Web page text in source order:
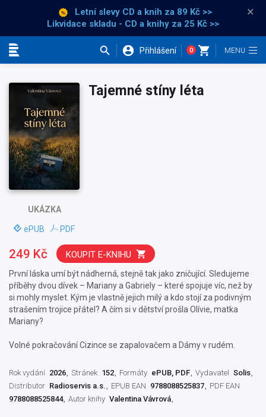
Letní slevy CD a knih za 89 Kč >>
Likvidace skladu - CD a knihy za 25 Kč >>
×
Přihlášení 0
UKÁZKA
ePUB PDF
Tajemné stíny léta
První láska umí být nádherná, stejně tak jako zničující. Sledujeme
příběhy dvou dívek – Mariany a Gabriely – které spojuje víc, než by
si mohly myslet. Kým je vlastně jejich milý a kdo stojí za podivným
strašením trojice přátel? A čím si v dětství prošla Olívie, matka
Mariany?
Volné pokračování Cizince se zapalovačem a Dámy v rudém.
249 Kč KOUPIT E-KNIHU
Rok vydání 2026 Stránek 152 Formáty ePUB, PDF Vydavatel
Solis
Distributor Radioservis a.s. EPUB EAN 9788088525837
PDF EAN
9788088525844 Autor knihy Valentina Vávrová